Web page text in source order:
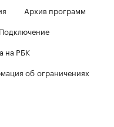
Архив программ
Подключение
на РБК
об ограничениях